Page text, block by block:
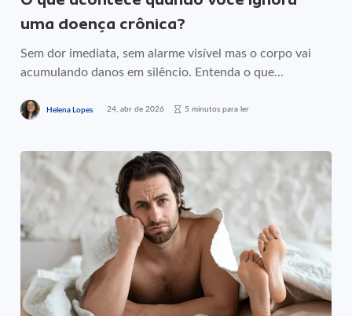
uma doença crônica?
Sem dor imediata, sem alarme visível mas o corpo vai
acumulando danos em silêncio. Entenda o que...
Helena Lopes 24, abr de 2026 5 minutos para ler